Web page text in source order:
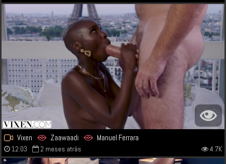
Vixen Zaawaadi Manuel Ferrara
12:03 2 meses atrás 4.7K